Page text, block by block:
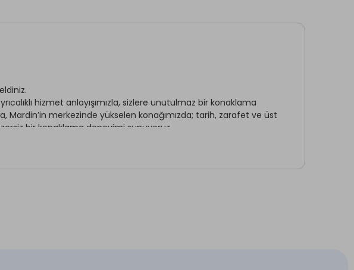
hizmet anlayışımızla, sizlere unutulmaz bir konaklama
Mardin’in merkezinde yükselen konağımızda; tarih, zarafet ve üst
bir konaklama deneyimi sunuyoruz.